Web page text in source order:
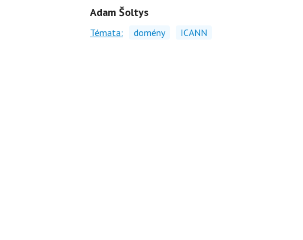
Adam Šoltys
Témata: domény ICANN